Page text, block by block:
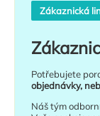
Zákaznická
Potřebujete
objednávky,
Náš tým